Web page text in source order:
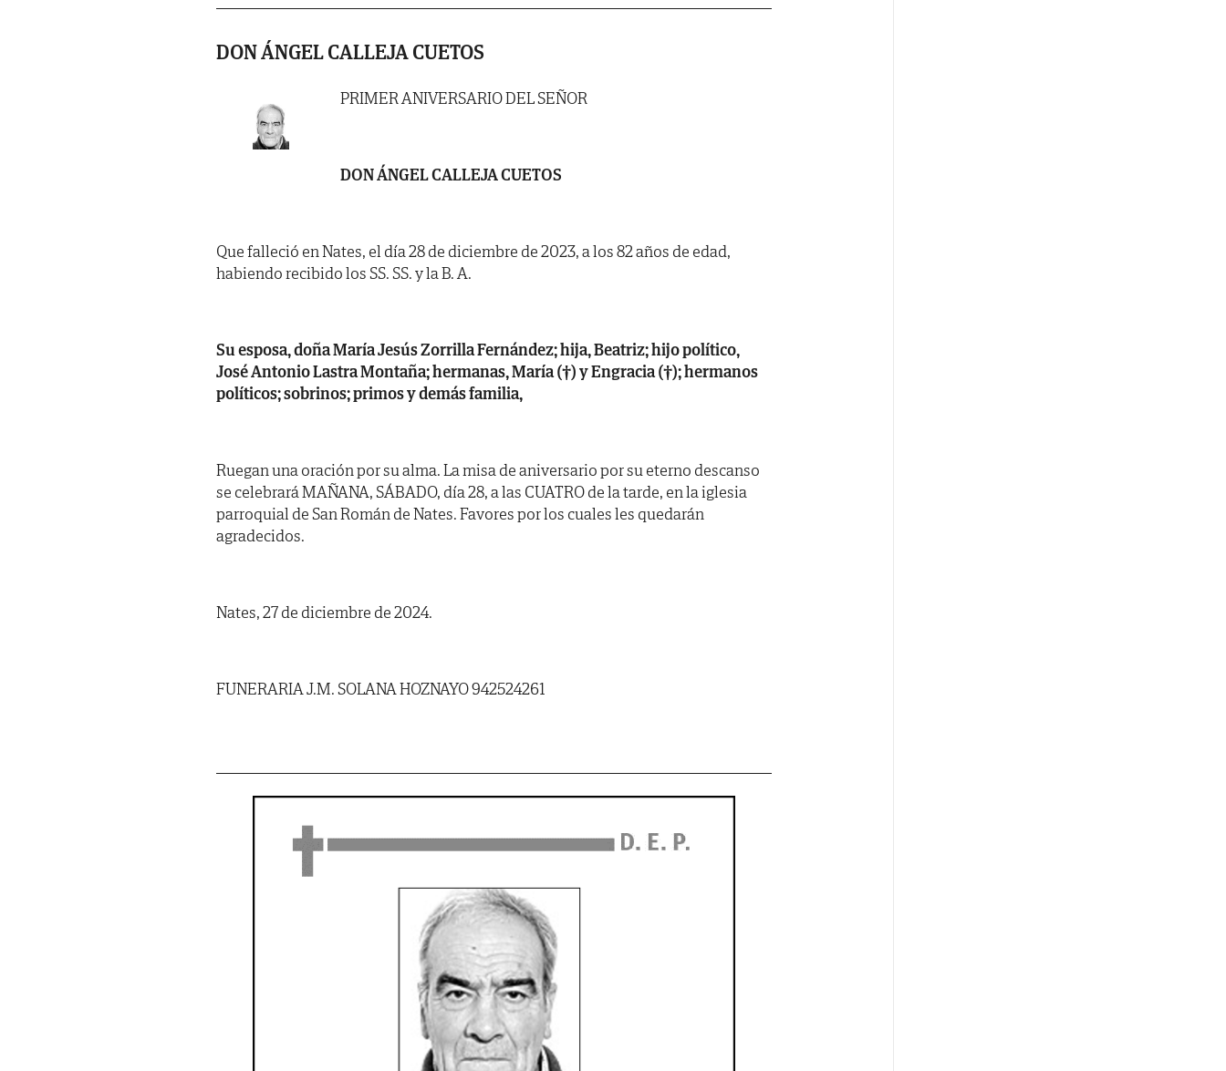
DON ÁNGEL CALLEJA CUETOS
PRIMER ANIVERSARIO DEL SEÑOR
DON ÁNGEL CALLEJA CUETOS
Que falleció en Nates, el día 28 de diciembre de 2023, a los 82 años de edad,
habiendo recibido los SS. SS. y la B. A.
Su esposa, doña María Jesús Zorrilla Fernández; hija, Beatriz; hijo político,
José Antonio Lastra Montaña; hermanas, María (†) y Engracia (†); hermanos
políticos; sobrinos; primos y demás familia,
Ruegan una oración por su alma. La misa de aniversario por su eterno descanso
se celebrará MAÑANA, SÁBADO, día 28, a las CUATRO de la tarde, en la iglesia
parroquial de San Román de Nates. Favores por los cuales les quedarán
agradecidos.
Nates, 27 de diciembre de 2024.
FUNERARIA J.M. SOLANA HOZNAYO 942524261